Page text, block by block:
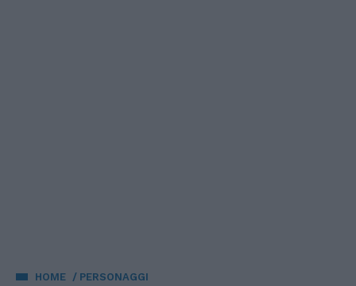
HOME PERSONAGGI